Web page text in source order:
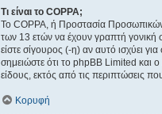
Τι είναι το COPPA;
Το COPPA, ή Προστασία Προσωπικών
των 13 ετών να έχουν γραπτή γονική
είστε σίγουρος (-η) αν αυτό ισχύει
σημειώστε ότι το phpBB Limited και
είδους, εκτός από τις περιπτώσεις
Κορυφή